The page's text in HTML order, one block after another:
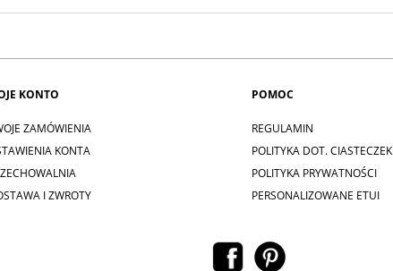
KONTO
ZAMÓWIENIA
KONTA
I ZWROTY
POMOC
REGULAMIN
POLITYKA DOT. CIASTECZEK
POLITYKA PRYWATNOŚCI
PERSONALIZOWANE ETUI